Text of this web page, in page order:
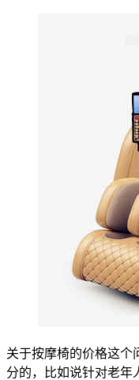
关于按摩椅的价格这个
分的，比如说针对老年